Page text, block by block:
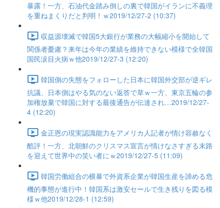
暴露！一方、石油代金踏み倒しの裏で韓国がイランに不義理
を重ねまくりだと判明！ｗ2019/12/27-2 (10:37)
収益源壊滅で韓国5大銀行が業務の大幅縮小を開始して
関係者憂慮？来年は今年の業績を維持できない模様で全韓国
国民涙目火病ｗ他2019/12/27-3 (12:20)
韓国側の失態をフォローした日本に韓国外交部が逆ギレ
抗議、日本側はやる気のない返答で草ｗ一方、東京五輪の参
加権放棄で韓国に対する最後通告が伝達され…2019/12/27-
4 (12:20)
金正恩の現実認識能力をアメリカ人記者が情け容赦なく
酷評！一方、北朝鮮のクリスマス宣言が情けなさすぎる末路
を迎えて世界中の笑い者にｗ2019/12/27-5 (11:09)
韓国労働組合の横暴で外資系企業が韓国生産を諦める危
機的事態が進行中！韓国系は激安セールで生き残りを図る模
様ｗ他2019/12/28-1 (12:59)